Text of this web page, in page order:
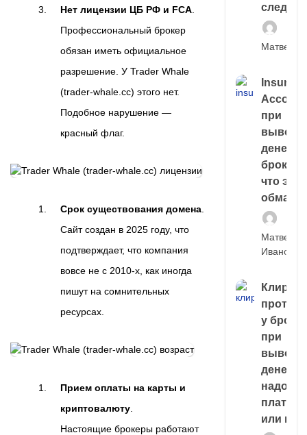
Нет лицензии ЦБ РФ и FCA
Профессиональный брокер
обязан иметь официальное
разрешение. У Trader Whale
(trader-whale.cc) этого нет.
Подобное нарушение —
красный флаг.
Срок существования домена
Сайт создан в 2025 году, что
подтверждает, что компания
вовсе не с 2010-х, как иногда
пишут на сомнительных
ресурсах.
Прием оплаты на карты и
криптовалюту
Настоящие брокеры работают
следа
Матвей
Account
при
выводе
денег у
что это,
обман?
Матвей
Иванов
Клиринг
у
при
выводе
денег,
надо
платить
или